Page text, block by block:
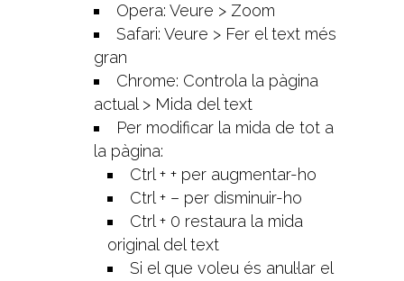
Opera: Veure > Zoom
Safari: Veure > Fer el text més
gran
Chrome: Controla la pàgina
actual > Mida del text
Per modificar la mida de tot a
la pàgina:
Ctrl + + per augmentar-ho
Ctrl + – per disminuir-ho
Ctrl + 0 restaura la mida
original del text
Si el que voleu és anul·lar el